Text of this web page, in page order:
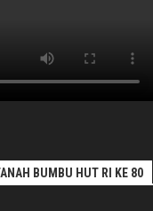
BUMBU HUT RI KE 80